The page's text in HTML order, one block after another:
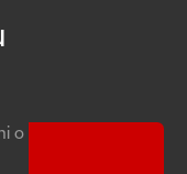
o našich novinkách